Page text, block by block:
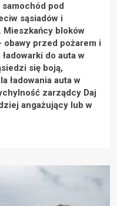
samochód pod
sąsiadów i
Mieszkańcy bloków
obawy przed pożarem i
do auta w
się boją,
ładowania auta w
zarządcy Daj
angażujący lub w